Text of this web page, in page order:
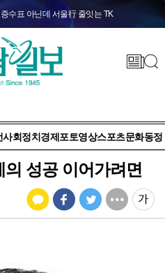
증수표 아닌데 서울行 줄잇는 TK
사회정치 경제 포토영상스포츠문화동정
성공 이어가려면